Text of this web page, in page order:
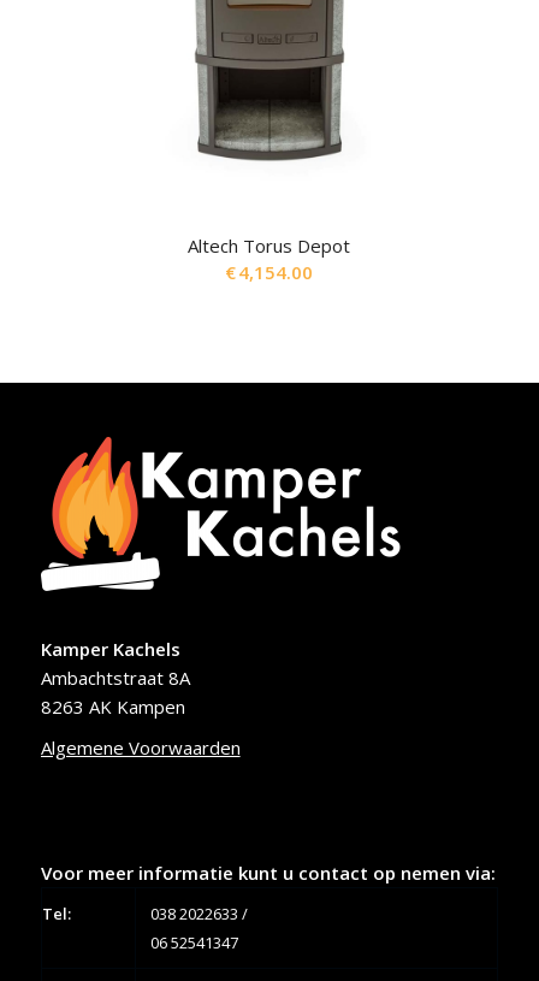
Altech Torus Depot
€4,154.00
Kamper Kachels
Ambachtstraat 8A
8263 AK Kampen
Algemene Voorwaarden
Voor meer informatie kunt u contact op nemen via:
Tel: 038 2022633 /
06 52541347